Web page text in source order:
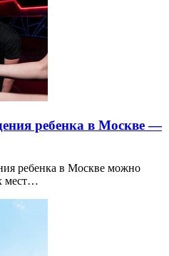
ребенка в Москве —
ребенка в Москве можно
мест…